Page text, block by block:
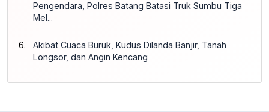
Pengendara, Polres Batang Batasi Truk Sumbu Tiga
Mel...
Akibat Cuaca Buruk, Kudus Dilanda Banjir, Tanah
Longsor, dan Angin Kencang